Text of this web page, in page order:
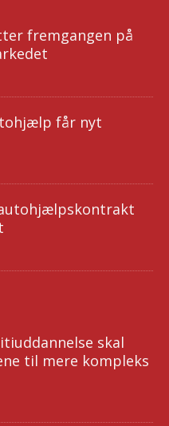
fremgangen på
får nyt
skal
til mere kompleks